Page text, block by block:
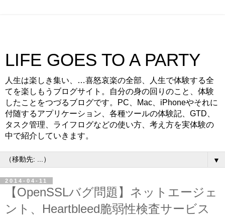
LIFE GOES TO A PARTY
人生は楽しき集い、…喜怒哀楽の全部、人生で体験する全
てを楽しもうブログサイト。自分の身の回りのこと、体験
したことをつづるブログです。PC、Mac、iPhoneやそれに
付随するアプリケーション、各種ツールの体験記、GTD、
タスク管理、ライフログなどの使い方、考え方を実体験の
中で紹介していきます。
▼
2014-04-11
【OpenSSLバグ問題】ネットエージェ
ント、Heartbleed脆弱性検査サービス